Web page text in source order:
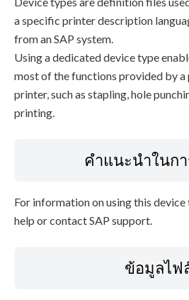
a specific printer description
from an SAP system.
Using a dedicated device type
most of the functions provided by
printer, such as stapling, hole
printing.
คำแนะนำในก
For information on using this device
help or contact SAP support.
ข้อมูลไฟ